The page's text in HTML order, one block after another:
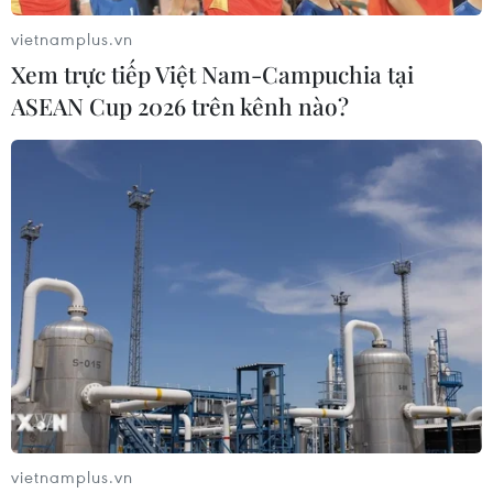
#Nem Việt Nam
#Nem cuốn
#Ẩm thực Việt Nam
Theo dõi VietnamPlus
Món ngon vùng miền
vietnamplus.vn
Xem trực tiếp Việt Nam-Campuchia tại
ASEAN Cup 2026 trên kênh nào?
vietnamplus.vn